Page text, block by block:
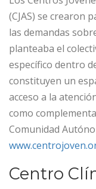
(CJAS) se crearon
las demandas
planteaba el
específico dentro
constituyen un
acceso a la
como
Comunidad
Centro